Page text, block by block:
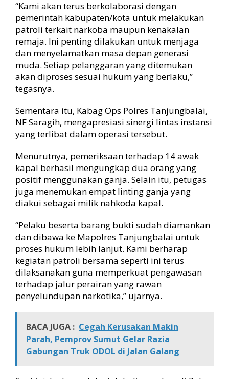
“Kami akan terus berkolaborasi dengan
pemerintah kabupaten/kota untuk melakukan
patroli terkait narkoba maupun kenakalan
remaja. Ini penting dilakukan untuk menjaga
dan menyelamatkan masa depan generasi
muda. Setiap pelanggaran yang ditemukan
akan diproses sesuai hukum yang berlaku,”
tegasnya.
Sementara itu, Kabag Ops Polres Tanjungbalai,
NF Saragih, mengapresiasi sinergi lintas instansi
yang terlibat dalam operasi tersebut.
Menurutnya, pemeriksaan terhadap 14 awak
kapal berhasil mengungkap dua orang yang
positif menggunakan ganja. Selain itu, petugas
juga menemukan empat linting ganja yang
diakui sebagai milik nahkoda kapal.
“Pelaku beserta barang bukti sudah diamankan
dan dibawa ke Mapolres Tanjungbalai untuk
proses hukum lebih lanjut. Kami berharap
kegiatan patroli bersama seperti ini terus
dilaksanakan guna memperkuat pengawasan
terhadap jalur perairan yang rawan
penyelundupan narkotika,” ujarnya.
BACA JUGA : Cegah Kerusakan Makin
Parah, Pemprov Sumut Gelar Razia
Gabungan Truk ODOL di Jalan Galang